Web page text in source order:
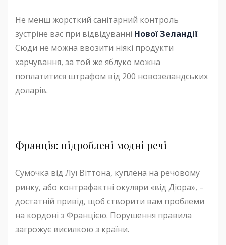
Не менш жорсткий санітарний контроль
зустріне вас при відвідуванні Нової Зеландії.
Сюди не можна ввозити ніякі продукти
харчування, за той же яблуко можна
поплатитися штрафом від 200 новозеландських
доларів.
Франція: підроблені модні речі
Сумочка від Луї Віттона, куплена на речовому
ринку, або контрафактні окуляри «від Діора», –
достатній привід, щоб створити вам проблеми
на кордоні з Францією. Порушення правила
загрожує висилкою з країни.